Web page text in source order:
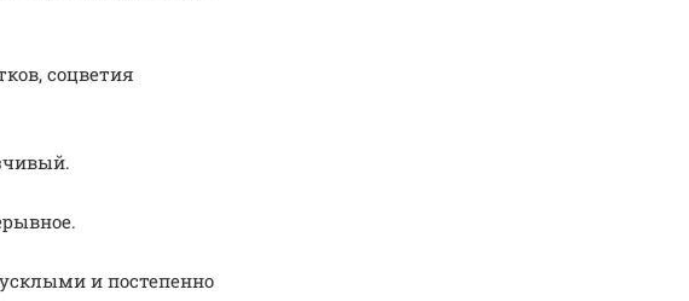
соцветия
и постепенно